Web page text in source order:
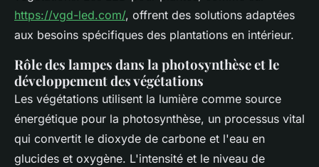
https://vgd-led.com/, offrent des solutions adaptées
aux besoins spécifiques des plantations en intérieur.
Rôle des lampes dans la photosynthèse et le
développement des végétations
Les végétations utilisent la lumière comme source
énergétique pour la photosynthèse, un processus vital
qui convertit le dioxyde de carbone et l'eau en
glucides et oxygène. L'intensité et le niveau de